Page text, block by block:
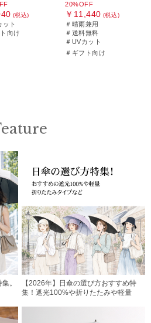
(税込)
ット
向け
20%OFF
￥11,440 (税込)
＃晴雨兼用
＃送料無料
＃UVカット
＃ギフト向け
。
【2026年】日傘の選び方おすすめ特
集！遮光100%や折りたたみや軽量